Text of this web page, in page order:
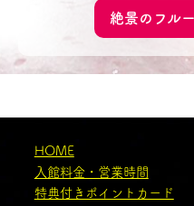
絶景のフル
HOME
入館料金・営業時間
特典付きポイントカード